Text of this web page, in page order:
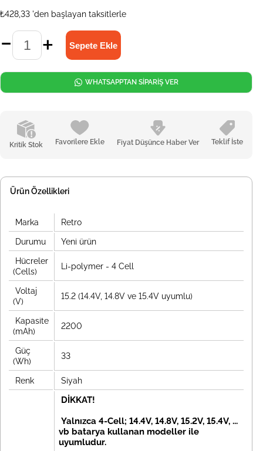
₺428,33 'den başlayan taksitlerle
Kritik Stok Favorilere Ekle Fiyat Düşünce Haber Ver Teklif İste
WHATSAPPTAN SİPARİŞ VER
Ürün Özellikleri
Marka Retro
Durumu Yeni ürün
Hücreler
(Cells)
Li-polymer - 4 Cell
Voltaj
(V)
15.2 (14.4V, 14.8V ve 15.4V uyumlu)
Kapasite
(mAh)
2200
Güç
(Wh)
33
Renk Siyah
DİKKAT!
Yalnızca 4-Cell; 14.4V, 14.8V, 15.2V, 15.4V, ...
vb batarya kullanan modeller ile
uyumludur.